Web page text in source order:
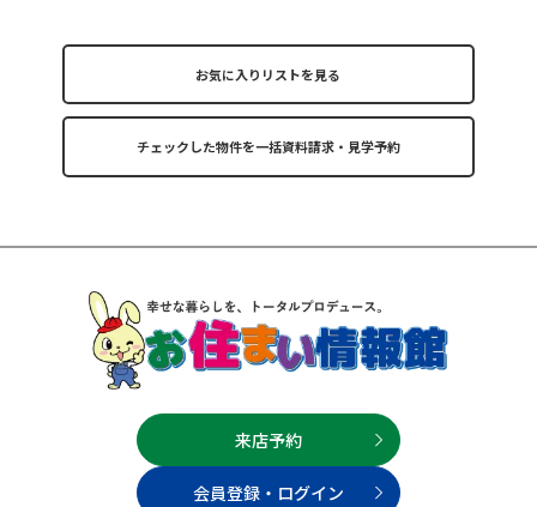
お気に入りリストを見る
来店予約
会員登録・ログイン